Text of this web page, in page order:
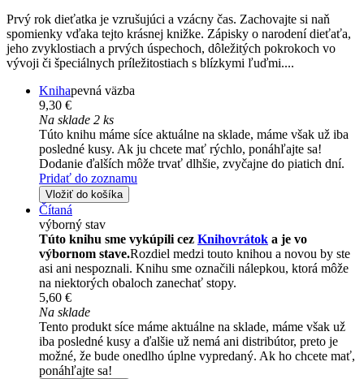
Prvý rok dieťatka je vzrušujúci a vzácny čas. Zachovajte si naň
spomienky vďaka tejto krásnej knižke. Zápisky o narodení dieťaťa,
jeho zvyklostiach a prvých úspechoch, dôležitých pokrokoch vo
vývoji či špeciálnych príležitostiach s blízkymi ľuďmi....
Knihapevná väzba
9,30 €
Na sklade 2 ks
Túto knihu máme síce aktuálne na sklade, máme však už iba
posledné kusy. Ak ju chcete mať rýchlo, ponáhľajte sa!
Dodanie ďalších môže trvať dlhšie, zvyčajne do piatich dní.
Pridať do zoznamu
Vložiť do košíka
Čítaná
výborný stav
Túto knihu sme vykúpili cez Knihovrátok a je vo
výbornom stave.Rozdiel medzi touto knihou a novou by ste
asi ani nespoznali. Knihu sme označili nálepkou, ktorá môže
na niektorých obaloch zanechať stopy.
5,60 €
Na sklade
Tento produkt síce máme aktuálne na sklade, máme však už
iba posledné kusy a ďalšie už nemá ani distribútor, preto je
možné, že bude onedlho úplne vypredaný. Ak ho chcete mať,
ponáhľajte sa!